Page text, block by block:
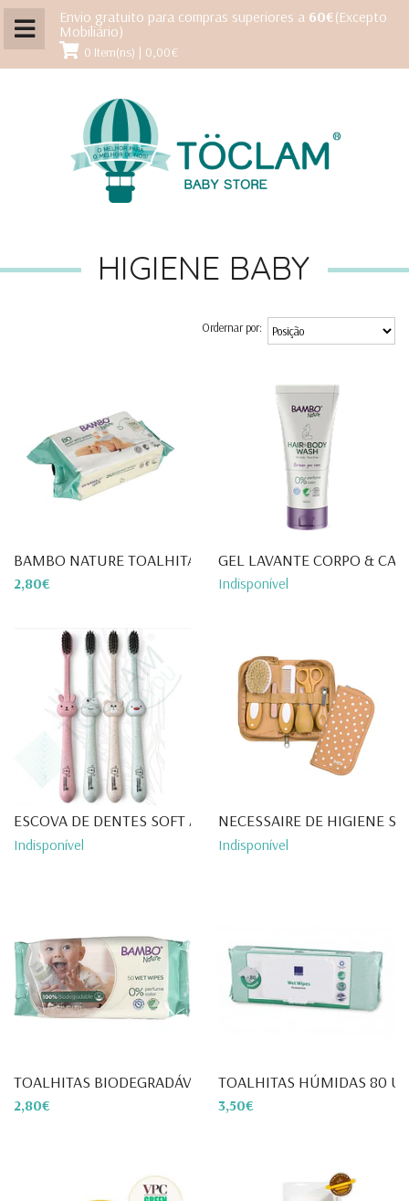
Envio gratuito para compras superiores a 60€(Excepto
Mobiliário)
0 Item(ns) | 0,00€
HIGIENE BABY
Ordernar por:
BAMBO NATURE TOALHITAS 80 U...
2,80€
GEL LAVANTE CORPO &
Indisponível
ESCOVA DE DENTES SOFT ANIMA...
Indisponível
NECESSAIRE DE HIGIENE
Indisponível
TOALHITAS BIODEGRADÁVEIS 50...
2,80€
TOALHITAS HÚMIDAS 80
3,50€